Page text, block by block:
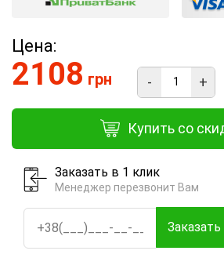
Цена:
2108 грн - +
Купить со
Заказать в 1 клик
Менеджер перезвонит Вам
Заказать